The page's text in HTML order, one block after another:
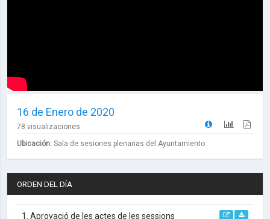
16 de Enero de 2020
78 visualizaciones
Ubicación: Sala de sesiones plenarias del Ayuntamiento
ORDEN DEL DÍA
1. Aprovació de les actes de les sessions